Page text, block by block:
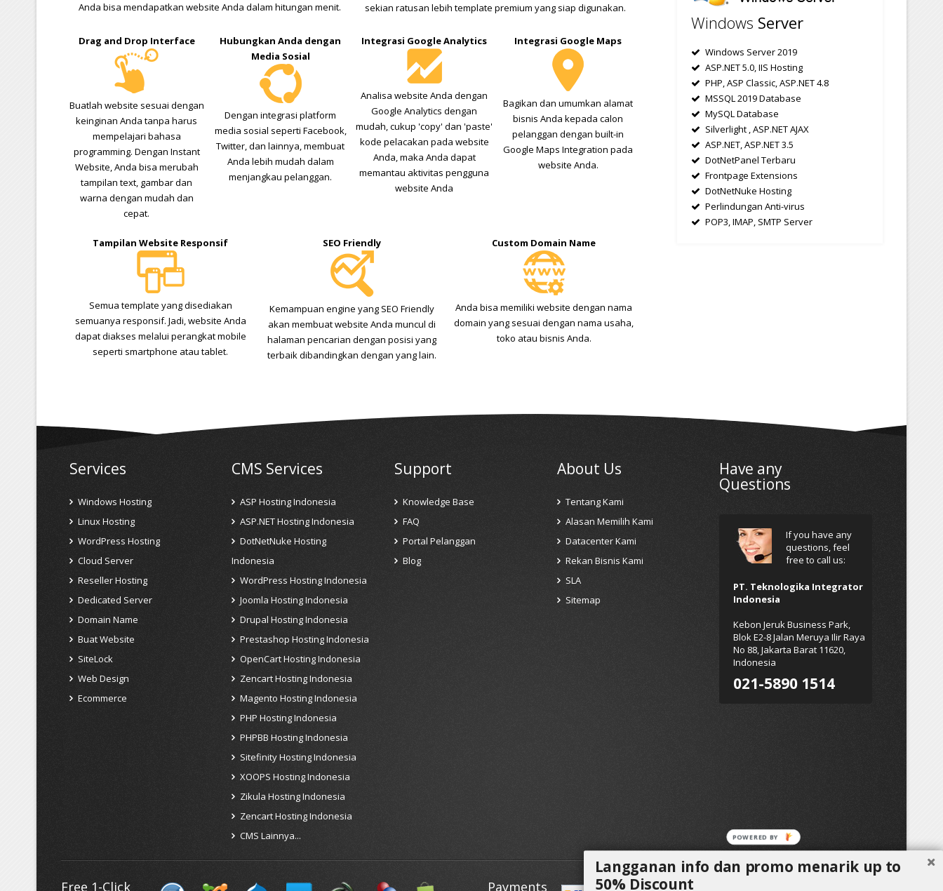
Anda bisa mendapatkan website Anda dalam hitungan menit.
sekian ratusan lebih template premium yang siap digunakan.
Drag and Drop Interface
Buatlah website sesuai dengan
keinginan Anda tanpa harus
mempelajari bahasa
programming. Dengan Instant
Website, Anda bisa merubah
tampilan text, gambar dan
warna dengan mudah dan
cepat.
Hubungkan Anda dengan
Media Sosial
Dengan integrasi platform
media sosial seperti Facebook,
Twitter, dan lainnya, membuat
Anda lebih mudah dalam
menjangkau pelanggan.
Integrasi Google Analytics
Analisa website Anda dengan
Google Analytics dengan
mudah, cukup 'copy' dan 'paste'
kode pelacakan pada website
Anda, maka Anda dapat
memantau aktivitas pengguna
website Anda
Integrasi Google Maps
Bagikan dan umumkan alamat
bisnis Anda kepada calon
pelanggan dengan built-in
Google Maps Integration pada
website Anda.
Tampilan Website Responsif
Semua template yang disediakan
semuanya responsif. Jadi, website Anda
dapat diakses melalui perangkat mobile
seperti smartphone atau tablet.
SEO Friendly
Kemampuan engine yang SEO Friendly
akan membuat website Anda muncul di
halaman pencarian dengan posisi yang
terbaik dibandingkan dengan yang lain.
Custom Domain Name
Anda bisa memiliki website dengan nama
domain yang sesuai dengan nama usaha,
toko atau bisnis Anda.
Windows Server
Windows Server 2019
ASP.NET 5.0, IIS Hosting
PHP, ASP Classic, ASP.NET 4.8
MSSQL 2019 Database
MySQL Database
Silverlight , ASP.NET AJAX
ASP.NET, ASP.NET 3.5
DotNetPanel Terbaru
Frontpage Extensions
DotNetNuke Hosting
Perlindungan Anti-virus
POP3, IMAP, SMTP Server
Services
Windows Hosting
Linux Hosting
WordPress Hosting
Cloud Server
Reseller Hosting
Dedicated Server
Domain Name
Buat Website
SiteLock
Web Design
Ecommerce
CMS Services
ASP Hosting Indonesia
ASP.NET Hosting Indonesia
DotNetNuke Hosting
Indonesia
WordPress Hosting Indonesia
Joomla Hosting Indonesia
Drupal Hosting Indonesia
Prestashop Hosting Indonesia
OpenCart Hosting Indonesia
Zencart Hosting Indonesia
Magento Hosting Indonesia
PHP Hosting Indonesia
PHPBB Hosting Indonesia
Sitefinity Hosting Indonesia
XOOPS Hosting Indonesia
Zikula Hosting Indonesia
Zencart Hosting Indonesia
CMS Lainnya...
Support
Knowledge Base
FAQ
Portal Pelanggan
Blog
About Us
Tentang Kami
Alasan Memilih Kami
Datacenter Kami
Rekan Bisnis Kami
SLA
Sitemap
Have any
Questions
If you have any
questions, feel
free to call us:
PT. Teknologika Integrator
Indonesia
Kebon Jeruk Business Park,
Blok E2-8 Jalan Meruya Ilir Raya
No 88, Jakarta Barat 11620,
Indonesia
021-5890 1514
Free 1-Click Payments
Langganan info dan promo menarik up to
50% Discount